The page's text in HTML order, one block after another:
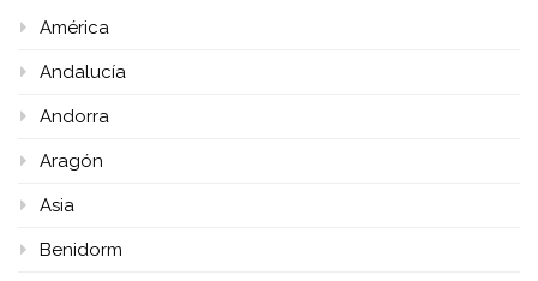
América
Andalucía
Andorra
Aragón
Asia
Benidorm